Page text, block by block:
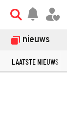
nieuws
LAATSTE NIEUWS